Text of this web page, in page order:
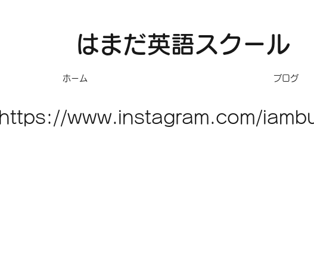
​はまだ英語スクール
ホーム ブログ
https://www.instagram.com/